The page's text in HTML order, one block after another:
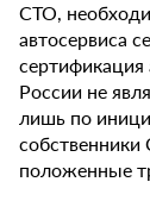
СТО,
автосервиса
сертификация
России не
лишь по
положенные